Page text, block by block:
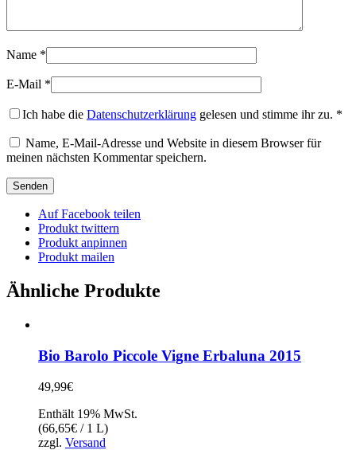
Name *
E-Mail *
Ich habe die Datenschutzerklärung gelesen und stimme ihr zu. *
Name, E-Mail-Adresse und Website in diesem Browser für
meinen nächsten Kommentar speichern.
Auf Facebook teilen
Produkt twittern
Produkt anpinnen
Produkt mailen
Ähnliche Produkte
Bio Barolo Piccole Vigne Erbaluna 2015
49,99€
Enthält 19% MwSt.
(66,65€ / 1 L)
zzgl. Versand